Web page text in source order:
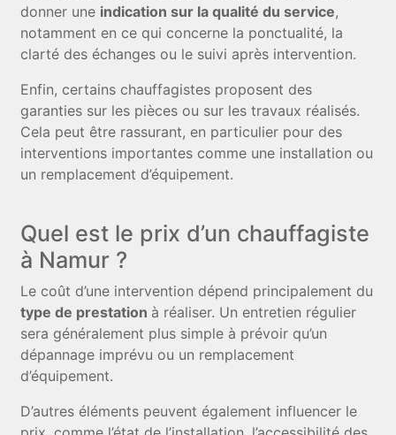
donner une indication sur la qualité du service,
notamment en ce qui concerne la ponctualité, la
clarté des échanges ou le suivi après intervention.
Enfin, certains chauffagistes proposent des
garanties sur les pièces ou sur les travaux réalisés.
Cela peut être rassurant, en particulier pour des
interventions importantes comme une installation ou
un remplacement d’équipement.
Quel est le prix d’un chauffagiste
à Namur ?
Le coût d’une intervention dépend principalement du
type de prestation à réaliser. Un entretien régulier
sera généralement plus simple à prévoir qu’un
dépannage imprévu ou un remplacement
d’équipement.
D’autres éléments peuvent également influencer le